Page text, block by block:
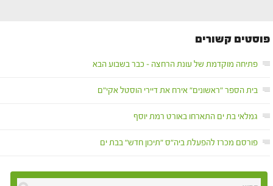
פוסטים קשורים
פתיחה מוקדמת של עונת הרחצה – כבר בשבוע הבא
בית הספר "ראשונים" אירח את דיירי הוסטל אקי"ם
גמלאי בת ים התארחו באורט רמת יוסף
פורסם מכרז להפעלת ביה"ס "תיכון חדש" בבת ים